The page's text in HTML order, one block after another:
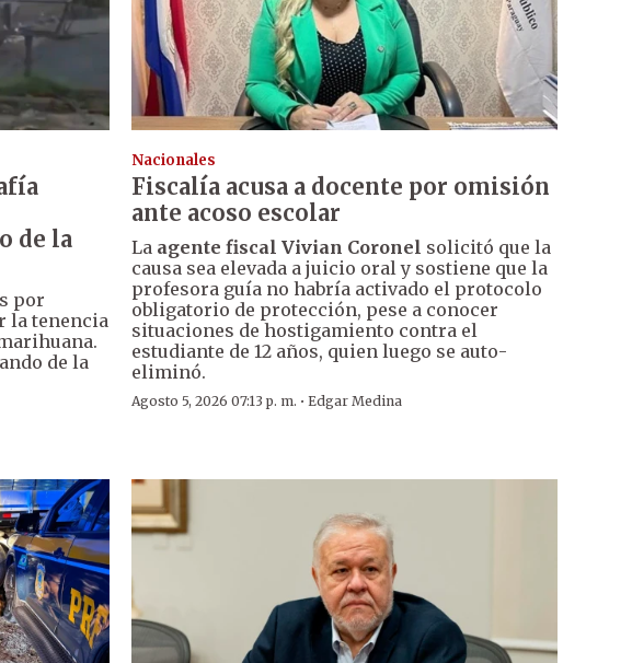
de la
por
la tenencia
de la
Nacionales
Fiscalía acusa a docente por omisión
ante acoso escolar
La agente fiscal Vivian Coronel solicitó que la
causa sea elevada a juicio oral y sostiene que la
profesora guía no habría activado el protocolo
obligatorio de protección, pese a conocer
situaciones de hostigamiento contra el
estudiante de 12 años, quien luego se auto-
eliminó.
Agosto 5, 2026 07:13 p. m. · Edgar Medina